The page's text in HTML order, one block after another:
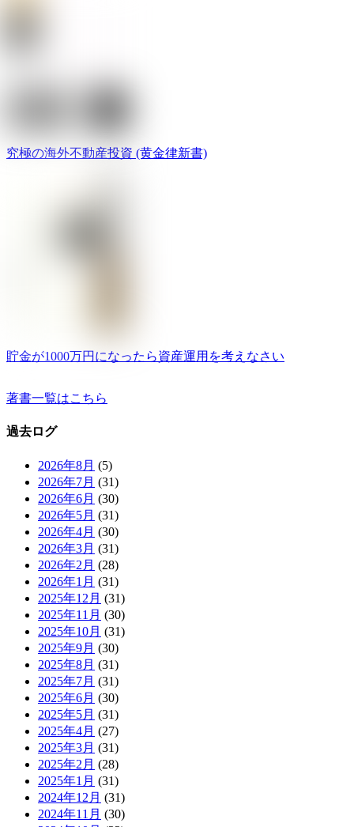
究極の海外不動産投資 (黄金律新書)
貯金が1000万円になったら資産運用を考えなさい
著書一覧はこちら
過去ログ
2026年8月 (5)
2026年7月 (31)
2026年6月 (30)
2026年5月 (31)
2026年4月 (30)
2026年3月 (31)
2026年2月 (28)
2026年1月 (31)
2025年12月 (31)
2025年11月 (30)
2025年10月 (31)
2025年9月 (30)
2025年8月 (31)
2025年7月 (31)
2025年6月 (30)
2025年5月 (31)
2025年4月 (27)
2025年3月 (31)
2025年2月 (28)
2025年1月 (31)
2024年12月 (31)
2024年11月 (30)